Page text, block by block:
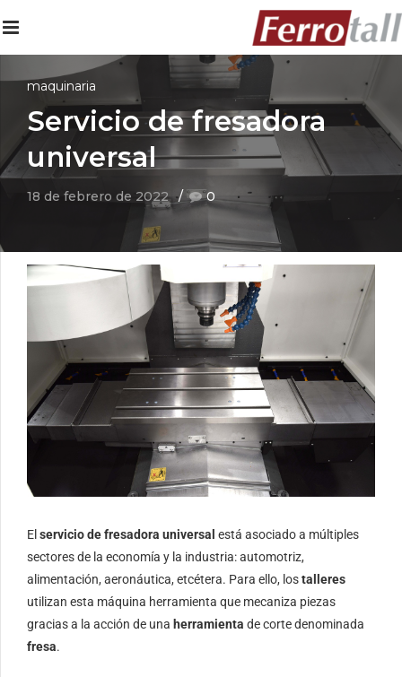
maquinaria
Servicio de fresadora
universal
18 de febrero de 2022 0
Elservicio de fresadora universal está asociado a múltiples
sectores de la economía y la industria: automotriz,
alimentación, aeronáutica, etcétera. Para ello, lostalleres
utilizan esta máquina herramienta que mecaniza piezas
gracias a la acción de una herramienta de corte denominada
fresa.